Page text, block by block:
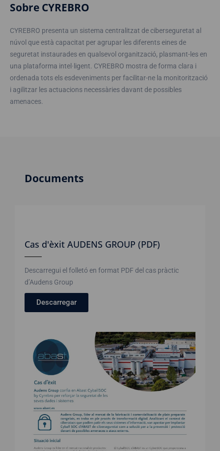
Sobre CYREBRO
CYREBRO presenta un sistema centralitzat de ciberseguretat al
núvol que està capacitat per agrupar les diferents eines de
seguretat instaurades en qualsevol organització, plasmant-les en
una plataforma intel·ligent. CYREBRO mostra de forma clara i
ordenada tots els esdeveniments per facilitar-ne la monitorització
i agilitzar les actuacions necessàries davant de possibles
amenaces.
Documents
Cas d'èxit AUDENS GROUP (PDF)
Descarregui el folletó en format PDF del cas pràctic
d’Audens Group
Descarregar